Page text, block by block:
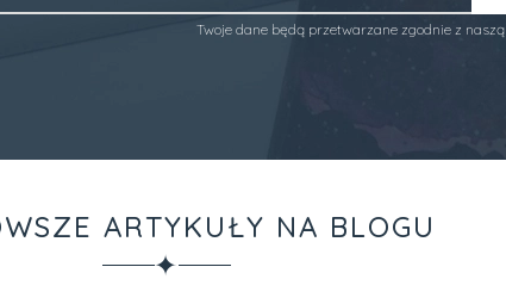
Twoje dane będą przetwarzane zgodnie z naszą
ARTYKUŁY NA BLOGU
✦